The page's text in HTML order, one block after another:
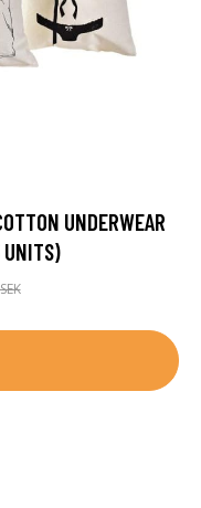
UNDERWEAR